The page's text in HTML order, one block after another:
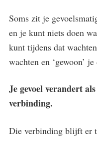
Soms zit je
en je kunt niets doen
kunt tijdens dat
wachten en ‘gewoon’
Je gevoel verandert
verbinding.
Die verbinding blijft er